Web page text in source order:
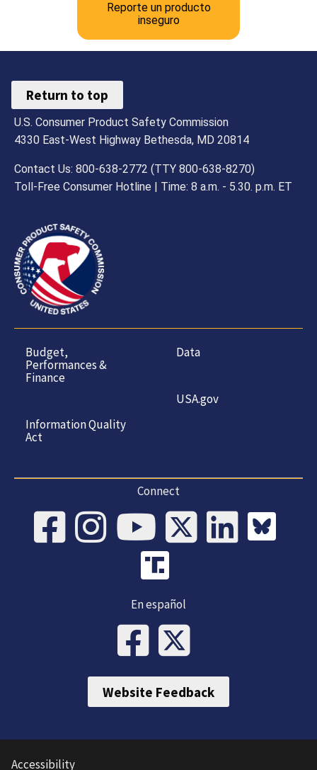
Reporte un producto
inseguro
Return to top
U.S. Consumer Product Safety Commission
4330 East-West Highway Bethesda, MD 20814
Contact Us: 800-638-2772 (TTY 800-638-8270)
Toll-Free Consumer Hotline | Time: 8 a.m. - 5.30. p.m. ET
Budget,
Performances &
Finance
Information Quality
Act
Data
USA.gov
Connect
En español
Website Feedback
Accessibility